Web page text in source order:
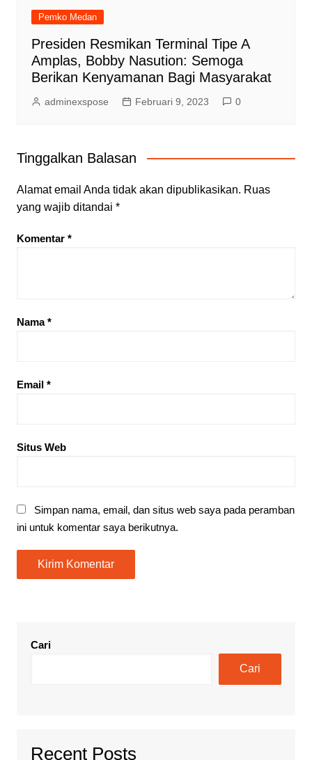
Pemko Medan
Presiden Resmikan Terminal Tipe A
Amplas, Bobby Nasution: Semoga
Berikan Kenyamanan Bagi Masyarakat
adminexspose Februari 9, 2023 0
Tinggalkan Balasan
Alamat email Anda tidak akan dipublikasikan. Ruas
yang wajib ditandai *
Komentar *
Nama*
Email *
Situs Web
Simpan nama, email, dan situs web saya pada peramban
ini untuk komentar saya berikutnya.
Cari
Cari
Recent Posts